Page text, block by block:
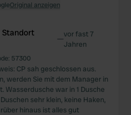
Original anzeigen
Standort
—vor fast 7
Jahren
57300
CP sah geschlossen aus.
werden Sie mit dem Manager in
Wasserdusche war in 1 Dusche
sehr klein, keine Haken,
hinaus ist alles gut